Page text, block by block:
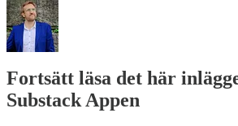
Fortsätt läsa det här
Substack Appen